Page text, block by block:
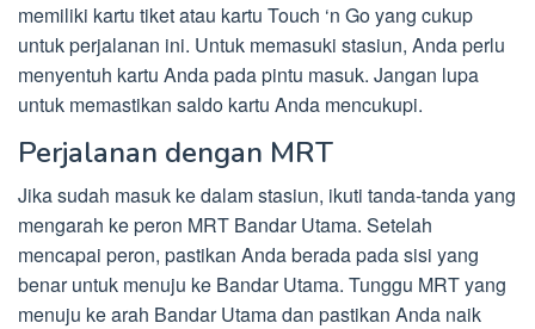
memiliki kartu tiket atau kartu Touch ‘n Go yang cukup
untuk perjalanan ini. Untuk memasuki stasiun, Anda perlu
menyentuh kartu Anda pada pintu masuk. Jangan lupa
untuk memastikan saldo kartu Anda mencukupi.
Perjalanan dengan MRT
Jika sudah masuk ke dalam stasiun, ikuti tanda-tanda yang
mengarah ke peron MRT Bandar Utama. Setelah
mencapai peron, pastikan Anda berada pada sisi yang
benar untuk menuju ke Bandar Utama. Tunggu MRT yang
menuju ke arah Bandar Utama dan pastikan Anda naik